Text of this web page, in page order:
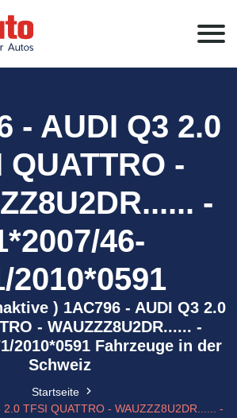
- AUDI Q3 2.0
QUATTRO -
-
46-
2010*0591
) 1AC796 - AUDI Q3 2.0
- WAUZZZ8U2DR...... -
2010*0591 Fahrzeuge in der
Schweiz
Startseite
2.0 TFSI QUATTRO - WAUZZZ8U2DR...... -